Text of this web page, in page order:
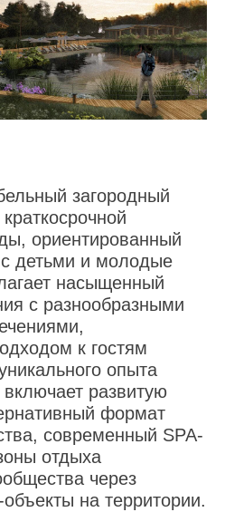
загородный
ориентированный
детьми и молодые
насыщенный
с разнообразными
к гостям
опыта
развитую
формат
современный SPA-
отдыха
через
на территории.